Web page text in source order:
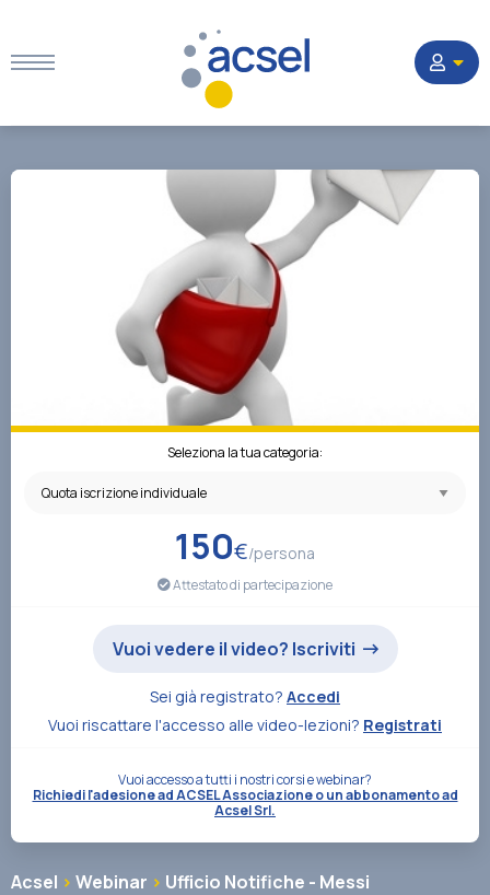
Settori
Corsi
Quesiti
La Società
Contatti
Seleziona la tua categoria:
150€/persona
Attestato di partecipazione
Vuoi vedere il video? Iscriviti
Sei già registrato? Accedi
Vuoi riscattare l'accesso alle video-lezioni? Registrati
Vuoi accesso a tutti i nostri corsi e webinar?
Richiedi l'adesione ad ACSEL Associazione o un abbonamento ad
Acsel Srl.
Acsel > Webinar > Ufficio Notifiche - Messi